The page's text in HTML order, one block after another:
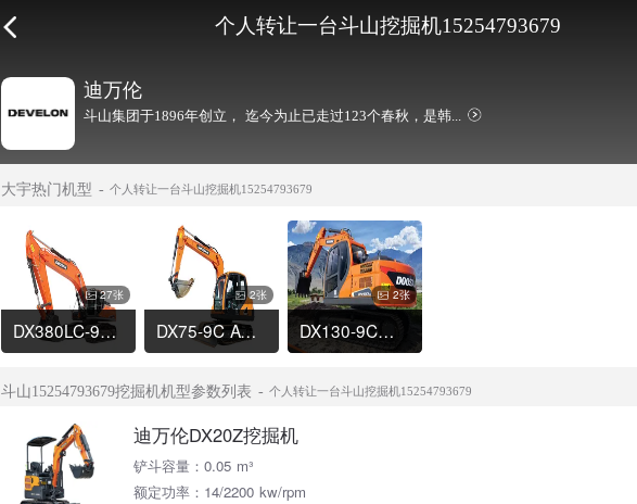
个人转让一台斗山挖掘机15254793679
迪万伦
斗山集团于1896年创立， 迄今为止已走过123个春秋，是韩...
大宇热门机型 个人转让一台斗山挖掘机15254793679
27张
DX380LC-9C挖掘机
2张
DX75-9C ACE挖掘机
2张
DX130-9C挖掘机
斗山15254793679挖掘机机型参数列表 个人转让一台斗山挖掘机15254793679
迪万伦DX20Z挖掘机
铲斗容量：0.05 m³
额定功率：14/2200 kw/rpm